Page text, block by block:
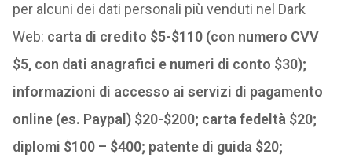
per alcuni dei dati personali più venduti nel Dark
Web: carta di credito $5-$110 (con numero CVV
$5, con dati anagrafici e numeri di conto $30);
informazioni di accesso ai servizi di pagamento
online (es. Paypal) $20-$200; carta fedeltà $20;
diplomi $100 – $400; patente di guida $20;